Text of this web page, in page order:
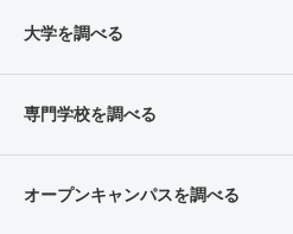
大学を調べる
専門学校を調べる
オープンキャンパスを調べる